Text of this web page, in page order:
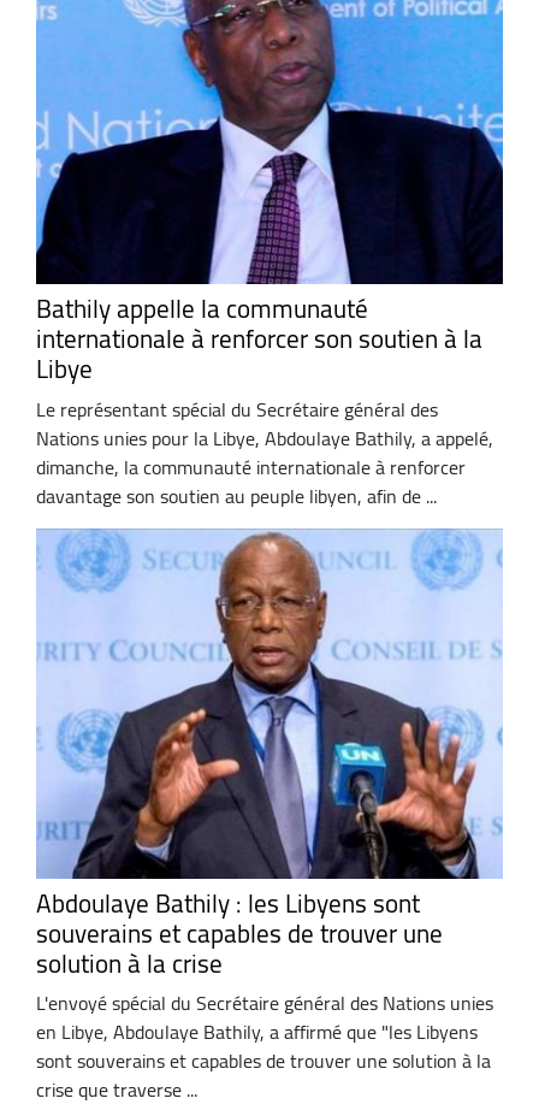
Bathily appelle la communauté
internationale à renforcer son soutien à la
Libye
Le représentant spécial du Secrétaire général des
Nations unies pour la Libye, Abdoulaye Bathily, a appelé,
dimanche, la communauté internationale à renforcer
davantage son soutien au peuple libyen, afin de ...
Abdoulaye Bathily : les Libyens sont
souverains et capables de trouver une
solution à la crise
L'envoyé spécial du Secrétaire général des Nations unies
en Libye, Abdoulaye Bathily, a affirmé que "les Libyens
sont souverains et capables de trouver une solution à la
crise que traverse ...